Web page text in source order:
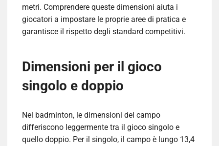
metri. Comprendere queste dimensioni aiuta i
giocatori a impostare le proprie aree di pratica e
garantisce il rispetto degli standard competitivi.
Dimensioni per il gioco
singolo e doppio
Nel badminton, le dimensioni del campo
differiscono leggermente tra il gioco singolo e
quello doppio. Per il singolo, il campo è lungo 13,4